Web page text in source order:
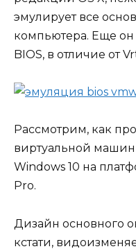
эмулирует все
компьютера. Еще
BIOS, в отличие от
Рассмотрим, как
виртуальной
Windows 10 на
Pro.
Дизайн основного
кстати,